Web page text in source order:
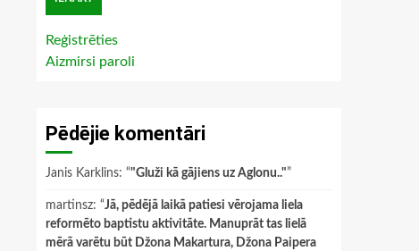
Reģistrēties
Aizmirsi paroli
Pēdējie komentāri
Janis Karklins: “"Gluži kā gājiens uz Aglonu.."”
martinsz: “Jā, pēdējā laikā patiesi vērojama liela
reformēto baptistu aktivitāte. Manuprāt tas lielā
mērā varētu būt Džona Makartura, Džona Paipera